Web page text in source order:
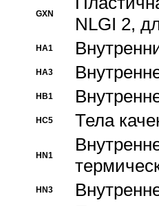
GXN
NLGI 2,
HA1
HA3
HB1
HC5 Тела
HN1
HN3